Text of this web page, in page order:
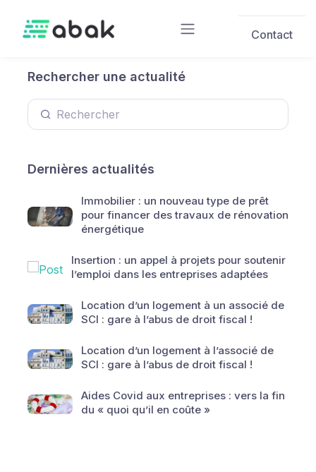
Contact
Rechercher une actualité
Dernières actualités
Immobilier : un nouveau type de prêt
pour financer des travaux de rénovation
énergétique
Insertion : un appel à projets pour soutenir
l’emploi dans les entreprises adaptées
Location d’un logement à un associé de
SCI : gare à l’abus de droit fiscal !
Location d’un logement à l’associé de
SCI : gare à l’abus de droit fiscal !
Aides Covid aux entreprises : vers la fin
du « quoi qu’il en coûte »